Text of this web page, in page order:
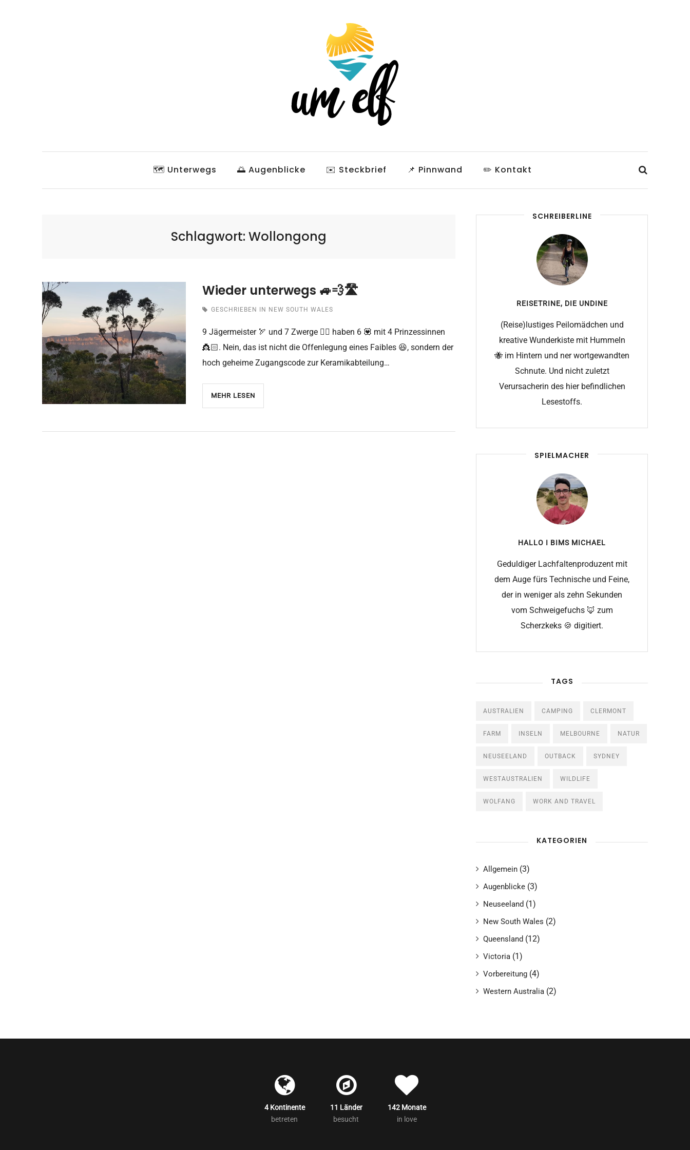
🗺️ Unterwegs 🌅 Augenblicke ✉️ Steckbrief 📌 Pinnwand ✏️ Kontakt
Schlagwort: Wollongong
Wieder unterwegs 🚙💨🛣
GESCHRIEBEN IN NEW SOUTH WALES
9 Jägermeister 🏹 und 7 Zwerge 🕴🏼 haben 6 💟 mit 4 Prinzessinnen
👸🏻. Nein, das ist nicht die Offenlegung eines Faibles 😆, sondern der
hoch geheime Zugangscode zur Keramikabteilung…
MEHR LESEN
SCHREIBERLINE
REISETRINE, DIE UNDINE
(Reise)lustiges Peilomädchen und
kreative Wunderkiste mit Hummeln
🐝 im Hintern und ner wortgewandten
Schnute. Und nicht zuletzt
Verursacherin des hier befindlichen
Lesestoffs.
SPIELMACHER
HALLO I BIMS MICHAEL
Geduldiger Lachfaltenproduzent mit
dem Auge fürs Technische und Feine,
der in weniger als zehn Sekunden
vom Schweigefuchs 🦊 zum
Scherzkeks 🍪 digitiert.
TAGS
AUSTRALIEN CAMPING CLERMONT
FARM INSELN MELBOURNE NATUR
NEUSEELAND OUTBACK SYDNEY
WESTAUSTRALIEN WILDLIFE
WOLFANG WORK AND TRAVEL
KATEGORIEN
Allgemein (3)
Augenblicke (3)
Neuseeland (1)
New South Wales (2)
Queensland (12)
Victoria (1)
Vorbereitung (4)
Western Australia (2)
4 Kontinente
betreten
11 Länder
besucht
142 Monate
in love